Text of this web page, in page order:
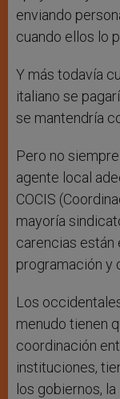
enviando
cuando ellos lo
Y más todavía
italiano se
se mantendría
Pero no
agente local
COCIS
mayoría
carencias están
programación y
Los
menudo tienen
coordinación
instituciones,
los gobiernos, la